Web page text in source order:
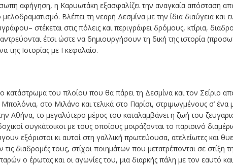
αφήγηση, η Καρυωτάκη εξασφαλίζει την αναγκαία απόσταση
Βλέπει τη νεαρή Δεσμίνα με την ίδια διαύγεια και
στέκεται στις πόλεις και περιγράφει δρόμους, κτίρια,
έτσι ώστε να δημιουργήσουν τη δική της ιστορία
της Ιστορίας με Ι κεφαλαίο.
κατάστρωμα του πλοίου που θα πάρει τη Δεσμίνα και τον Σείριο
Μπολόνια, στο Μιλάνο και τελικά στο Παρίσι, στριμωγμένους σ’
Αθήνα, το μεγαλύτερο μέρος του καταλαμβάνει η ζωή του
συγκάτοικοι με τους οποίους μοιράζονται το παρισινό
εξόριστοι κι αυτοί στη γαλλική πρωτεύουσα, ατελείωτες και
διαδρομές τους, στίχοι ποιημάτων που μετατρέπονται σε στίξη
ο έρωτας και οι αγωνίες του, μια διαρκής πάλη με τον εαυτό